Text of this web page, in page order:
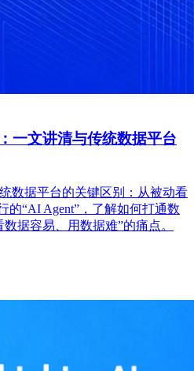
一文讲清与传统数据平台
数据平台的关键区别：从被动看
的“AI Agent”，了解如何打通数
据容易、用数据难”的痛点。